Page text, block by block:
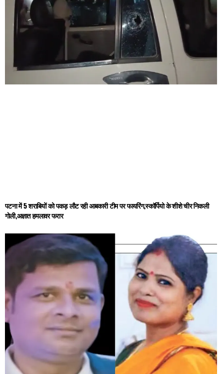
पटना में 5 शराबियों को पकड़ लौट रही आबकारी टीम पर फायरिंग,स्कॉर्पियो के शीशे चीर निकली
गोली,अज्ञात हमलावर फरार